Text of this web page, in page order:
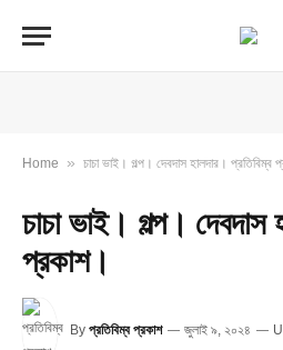
Home » চাচা ভাই। গল্প। দেবদাস হালদার। প্রতিবিম্ব
চাচা ভাই। গল্প। দেবদাস
প্রকাশ।
By প্রতিবিম্ব প্রকাশ জুলাই ৯, ২০২৪